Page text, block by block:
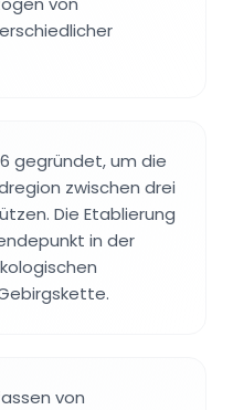
gegründet, um die
zwischen drei
Die Etablierung
in der
von